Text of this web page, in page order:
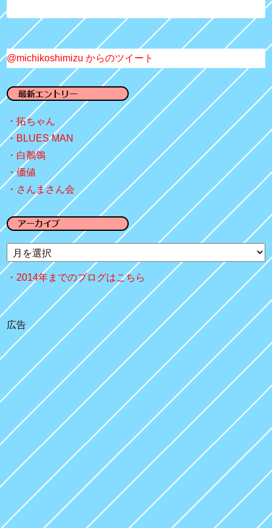
@michikoshimizu からのツイート
拓ちゃん
BLUES MAN
白鶺鴒
価値
さんまさん会
2014年までのブログはこちら
広告